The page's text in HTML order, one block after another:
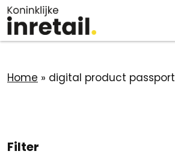
Home » digital product passport
Filter